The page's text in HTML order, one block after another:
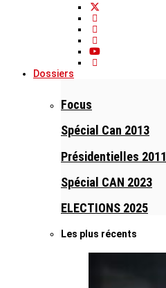
Dossiers
Focus
Spécial Can 2013
Présidentielles 2011
Spécial CAN 2023
ELECTIONS 2025
Les plus récents